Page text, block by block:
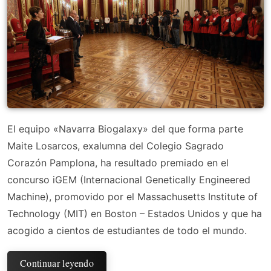
El equipo «Navarra Biogalaxy» del que forma parte
Maite Losarcos, exalumna del Colegio Sagrado
Corazón Pamplona, ha resultado premiado en el
concurso iGEM (Internacional Genetically Engineered
Machine), promovido por el Massachusetts Institute of
Technology (MIT) en Boston – Estados Unidos y que ha
acogido a cientos de estudiantes de todo el mundo.
Continuar leyendo